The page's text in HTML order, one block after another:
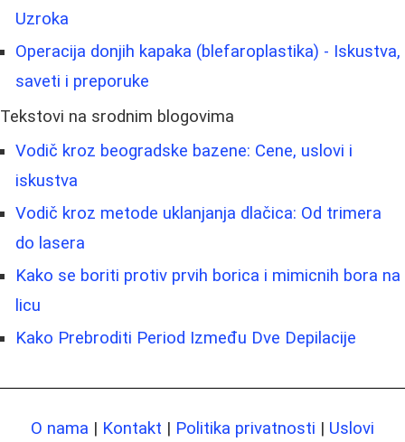
Uzroka
Operacija donjih kapaka (blefaroplastika) - Iskustva,
saveti i preporuke
Tekstovi na srodnim blogovima
Vodič kroz beogradske bazene: Cene, uslovi i
iskustva
Vodič kroz metode uklanjanja dlačica: Od trimera
do lasera
Kako se boriti protiv prvih borica i mimicnih bora na
licu
Kako Prebroditi Period Između Dve Depilacije
O nama | Kontakt | Politika privatnosti | Uslovi